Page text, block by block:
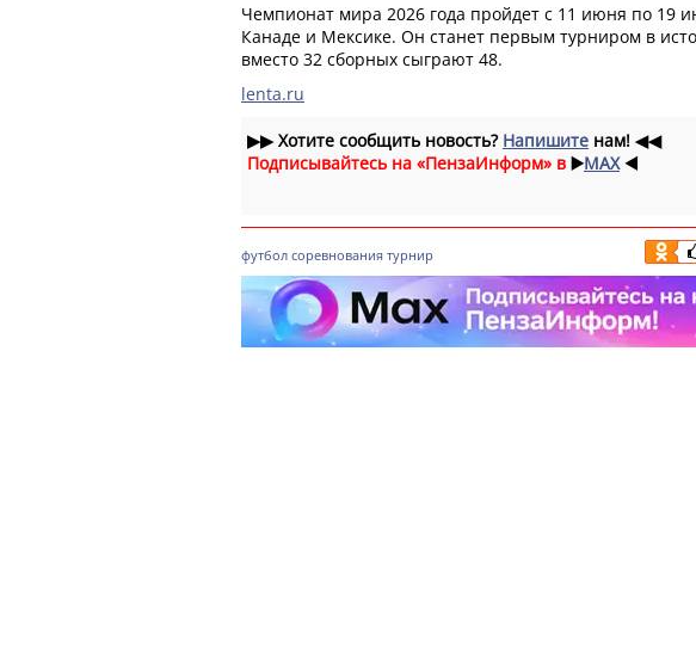
Чемпионат мира 2026 года пройдет с 11 июня по 19
Канаде и Мексике. Он станет первым турниром в
вместо 32 сборных сыграют 48.
lenta.ru
▶▶Хотите сообщить новость? Напишите нам! ◀◀
Подписывайтесь на «ПензаИнформ» в ▶️MAX ◀️
футбол соревнования турнир